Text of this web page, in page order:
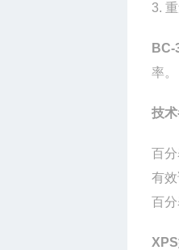
3.
BC-
率。
技
百
有
百